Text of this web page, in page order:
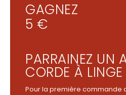
GAGNEZ
5 €
PARRAINEZ UN
CORDE À LINGE
Pour la première commande